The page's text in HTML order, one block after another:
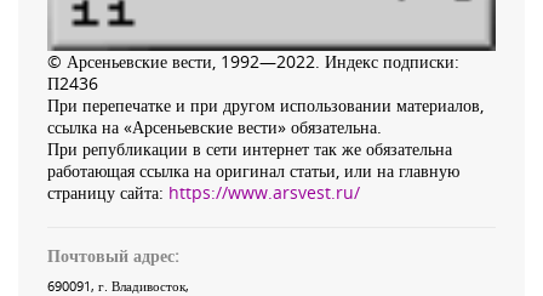
© Арсеньевские вести, 1992—2022. Индекс подписки:
П2436
При перепечатке и при другом использовании материалов,
ссылка на «Арсеньевские вести» обязательна.
При републикации в сети интернет так же обязательна
работающая ссылка на оригинал статьи, или на главную
страницу сайта: https://www.arsvest.ru/
Почтовый адрес:
690091, г. Владивосток,